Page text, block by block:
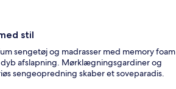
stil
sengetøj og madrasser med memory foam
afslapning. Mørklægningsgardiner og
sengeopredning skaber et soveparadis.